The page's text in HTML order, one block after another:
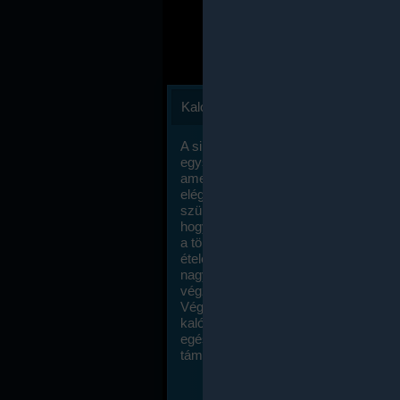
Kalóriaszámlálás
A sikeres fogyás titka valójában igen
egyszerű: égess több energiát, mint
amennyit beviszel. Természetesen
elég nagy fegyelemre és akaraterőre
szükség, de meglepődve fogod
hogy a kalóriaszámolás mennyire
a többi diétához képest. Itt nincsenek
ételek és a megengedett kalóriabevitelt
nagymértékben növelheted ha
végzel.
Végül, de nem utolsó sorban, a
kalóriaszámolás módszerét a legtöbb
egészségügyi szakorvos ajánlja és
támogatja.